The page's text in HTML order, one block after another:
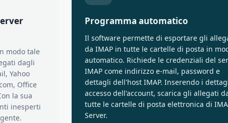
modo tale
dagli
Yahoo
Office
la sua
inesperti
Programma automatico
Il software permette di esportare gli
da IMAP in tutte le cartelle di posta in
automatico. Richiede le credenziali del
IMAP come indirizzo e-mail, password e
dettagli dell'host IMAP. Inserendo i
accesso dell'account, scarica gli allegati
tutte le cartelle di posta elettronica di
Server.